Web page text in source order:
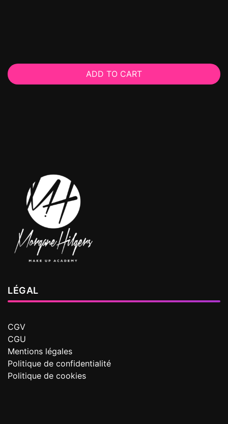
ADD TO CART
LÉGAL
CGV
CGU
Mentions légales
Politique de confidentialité
Politique de cookies